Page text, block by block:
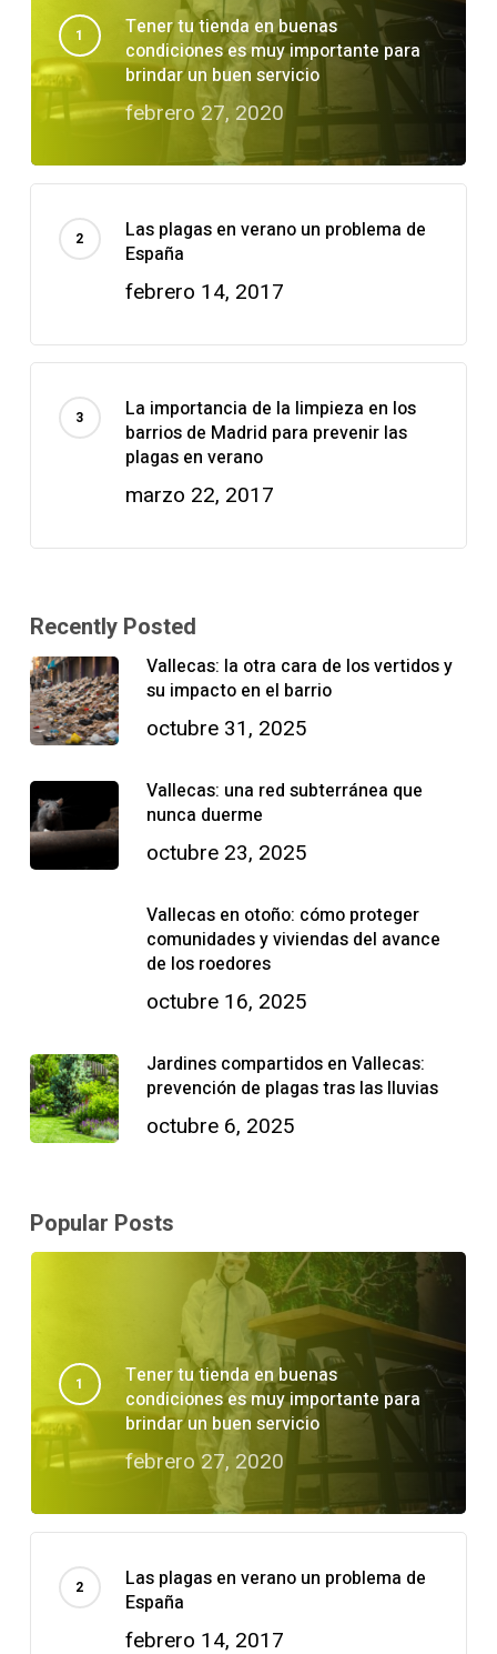
Tener tu tienda en buenas
condiciones es muy importante para
brindar un buen servicio
febrero 27, 2020
Las plagas en verano un problema de
España
febrero 14, 2017
La importancia de la limpieza en los
barrios de Madrid para prevenir las
plagas en verano
marzo 22, 2017
Recently Posted
Vallecas: la otra cara de los vertidos y
su impacto en el barrio
octubre 31, 2025
Vallecas: una red subterránea que
nunca duerme
octubre 23, 2025
Vallecas en otoño: cómo proteger
comunidades y viviendas del avance
de los roedores
octubre 16, 2025
Jardines compartidos en Vallecas:
prevención de plagas tras las lluvias
octubre 6, 2025
Popular Posts
Tener tu tienda en buenas
condiciones es muy importante para
brindar un buen servicio
febrero 27, 2020
Las plagas en verano un problema de
España
febrero 14, 2017